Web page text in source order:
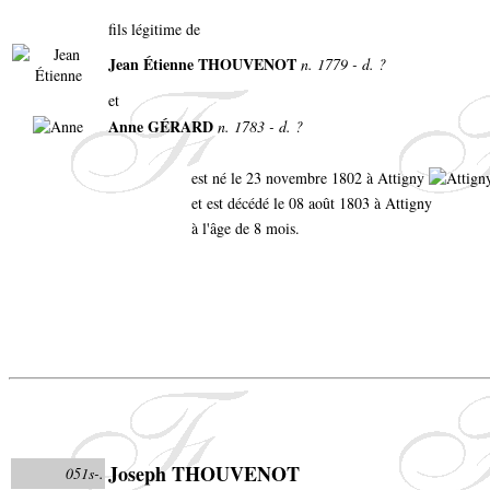
fils légitime de
Jean Étienne THOUVENOT n. 1779 - d. ?
et
Anne GÉRARD n. 1783 - d. ?
est né le 23 novembre 1802 à Attigny
et est décédé le 08 août 1803 à Attigny
à l'âge de 8 mois.
051s-. Joseph THOUVENOT